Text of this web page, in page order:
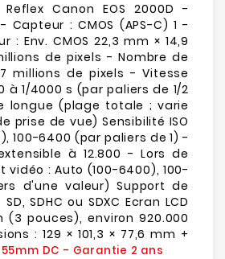
Canon EOS 2000D -
Capteur : CMOS (APS-C) 1 -
: Env. CMOS 22,3 mm × 14,9
de pixels - Nombre de
millions de pixels - Vitesse
à 1/4000 s (par paliers de 1/2
longue (plage totale ; varie
prise de vue) Sensibilité ISO
100-6400 (par paliers de 1) -
à 12.800 - Lors de
: Auto (100-6400), 100-
d'une valeur) Support de
SDHC ou SDXC Ecran LCD
(3 pouces), environ 920.000
: 129 × 101,3 × 77,6 mm +
DC - Garantie 2 ans